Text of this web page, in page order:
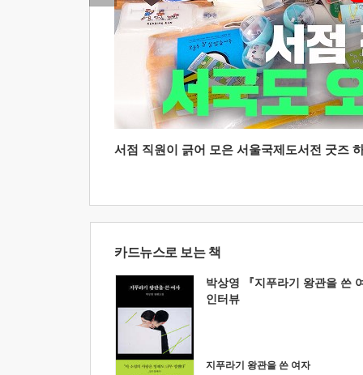
서점 직원이 긁어 모은 서울국제도서전 굿즈
카드뉴스로 보는 책
박상영 『지푸라기 왕관을 쓴
인터뷰
지푸라기 왕관을 쓴 여자